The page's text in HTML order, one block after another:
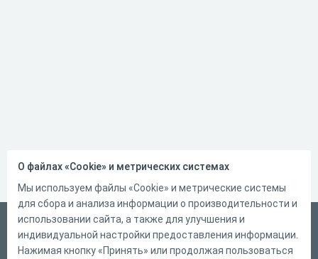
Русский
Справка
О файлах «Cookie» и метрических системах
Мы используем файлы «Cookie» и метрические системы
для сбора и анализа информации о производительности и
использовании сайта, а также для улучшения и
индивидуальной настройки предоставления информации.
Нажимая кнопку «Принять» или продолжая пользоваться